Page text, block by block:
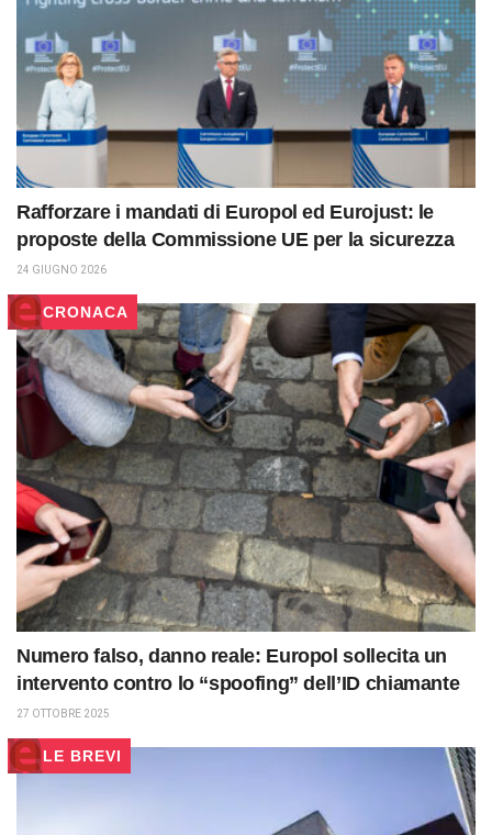
Rafforzare i mandati di Europol ed Eurojust: le
proposte della Commissione UE per la sicurezza
24 GIUGNO 2026
CRONACA
Numero falso, danno reale: Europol sollecita un
intervento contro lo “spoofing” dell’ID chiamante
27 OTTOBRE 2025
LE BREVI